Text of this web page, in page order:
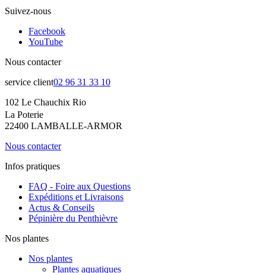
Suivez-nous
Facebook
YouTube
Nous contacter
service client02 96 31 33 10
102 Le Chauchix Rio
La Poterie
22400 LAMBALLE-ARMOR
Nous contacter
Infos pratiques
FAQ - Foire aux Questions
Expéditions et Livraisons
Actus & Conseils
Pépinière du Penthièvre
Nos plantes
Nos plantes
Plantes aquatiques